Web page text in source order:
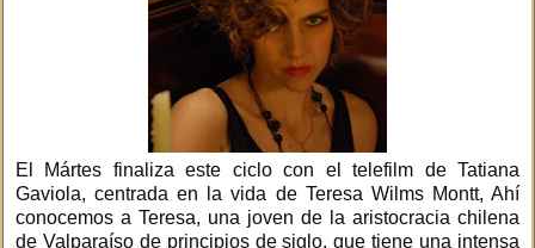
El Mártes finaliza este ciclo con el telefilm de Tatiana
Gaviola, centrada en la vida de Teresa Wilms Montt, Ahí
conocemos a Teresa, una joven de la aristocracia chilena
de Valparaíso de principios de siglo, que tiene una intensa